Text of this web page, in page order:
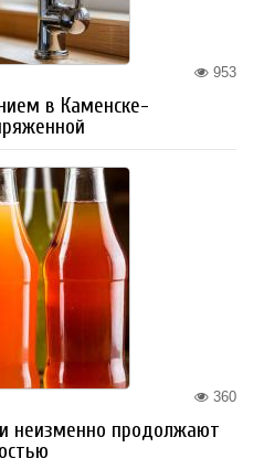
953
в Каменске-
360
неизменно продолжают